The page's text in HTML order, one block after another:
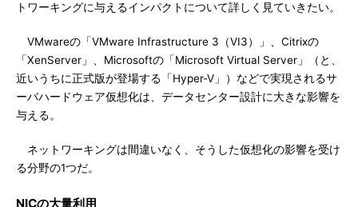
トワーキングに与えるインパクトについて詳しく見ていきたい。
VMwareの「VMware Infrastructure 3（VI3）」、Citrixの
「XenServer」、Microsoftの「Microsoft Virtual Server」（と、
近いうちに正式版が登場する「Hyper-V」）などで実現されるサ
ーバハードウェア仮想化は、データセンター設計に大きな影響を
与える。
ネットワーキングは間違いなく、そうした仮想化の影響を受け
る分野の1つだ。
NICの大量利用